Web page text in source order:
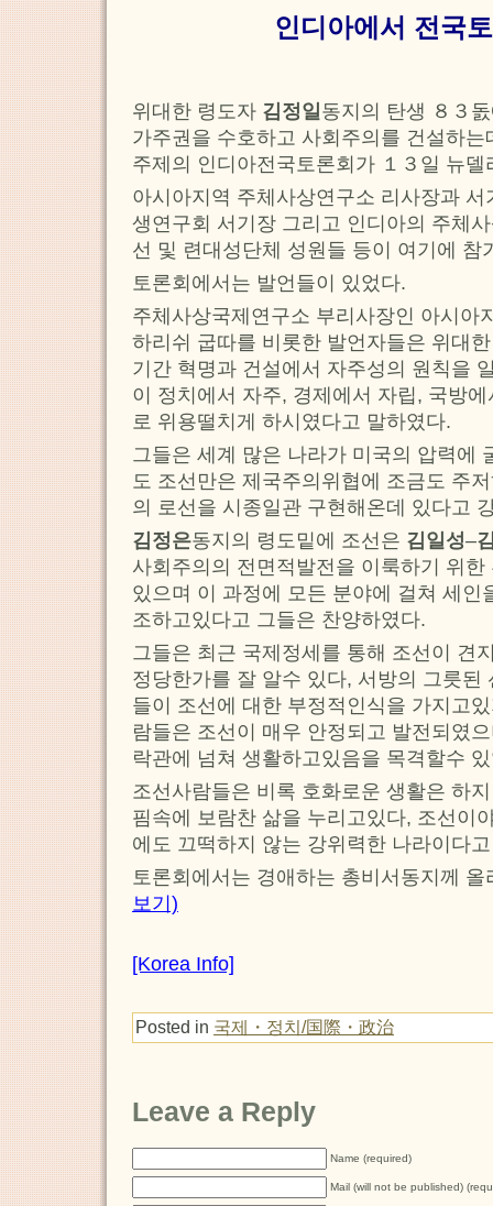
인디아에서 전국
위대한 령도자 김정일 동지의 탄생 ８３
가주권을 수호하고 사회주의를 건설하
주제의 인디아전국토론회가 １３일 뉴
아시아지역 주체사상연구소 리사장과
생연구회 서기장 그리고 인디아의 주체
선 및 련대성단체 성원들 등이 여기에 참
토론회에서는 발언들이 있었다.
주체사상국제연구소 부리사장인 아시아
하리쉬 굽따를 비롯한 발언자들은 위대
기간 혁명과 건설에서 자주성의 원칙을
이 정치에서 자주, 경제에서 자립, 국방
로 위용떨치게 하시였다고 말하였다.
그들은 세계 많은 나라가 미국의 압력에
도 조선만은 제국주의위협에 조금도 주
의 로선을 시종일관 구현해온데 있다고
김정은동지의 령도밑에 조선은 김일성–
사회주의의 전면적발전을 이룩하기 위
있으며 이 과정에 모든 분야에 걸쳐 세인
조하고있다고 그들은 찬양하였다.
그들은 최근 국제정세를 통해 조선이 견
정당한가를 잘 알수 있다, 서방의 그릇된
들이 조선에 대한 부정적인식을 가지고
람들은 조선이 매우 안정되고 발전되였
락관에 넘쳐 생활하고있음을 목격할수
조선사람들은 비록 호화로운 생활은 하
핌속에 보람찬 삶을 누리고있다, 조선이
에도 끄떡하지 않는 강위력한 나라이다
토론회에서는 경애하는 총비서동지께
보기)
[Korea Info]
Posted in 국제・정치/国際・政治
Leave a Reply
Name (required)
Mail (will not be published)